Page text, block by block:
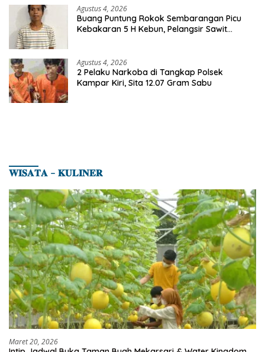
Agustus 4, 2026
Buang Puntung Rokok Sembarangan Picu
Kebakaran 5 H Kebun, Pelangsir Sawit
Agustus 4, 2026
2 Pelaku Narkoba di Tangkap Polsek
Kampar Kiri, Sita 12.07 Gram Sabu
𝐖𝐈𝐒𝐀𝐓𝐀 – 𝐊𝐔𝐋𝐈𝐍𝐄𝐑
Maret 20, 2026